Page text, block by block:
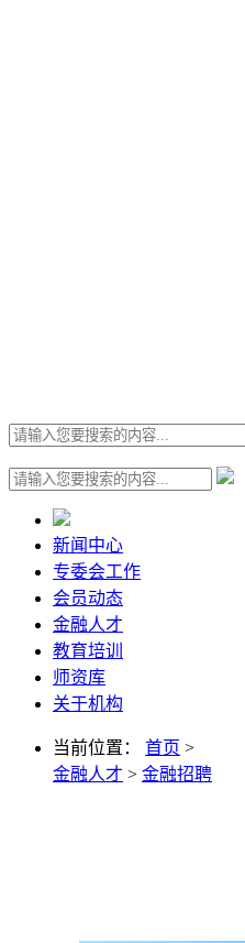
新闻中心
专委会工作
会员动态
金融人才
教育培训
师资库
关于机构
当前位置： 首页 >
金融人才 > 金融招聘